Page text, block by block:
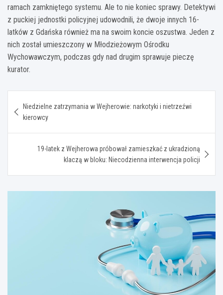
ramach zamkniętego systemu. Ale to nie koniec sprawy. Detektywi
z puckiej jednostki policyjnej udowodnili, że dwoje innych 16-
latków z Gdańska również ma na swoim koncie oszustwa. Jeden z
nich został umieszczony w Młodzieżowym Ośrodku
Wychowawczym, podczas gdy nad drugim sprawuje pieczę
kurator.
wpisu
Niedzielne zatrzymania w Wejherowie: narkotyki i nietrzeźwi
kierowcy
19-latek z Wejherowa próbował zamieszkać z ukradzioną
klaczą w bloku: Niecodzienna interwencja policji